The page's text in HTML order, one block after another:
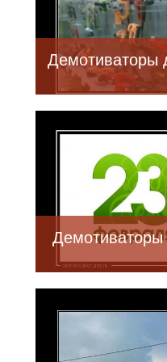
Демотиваторы